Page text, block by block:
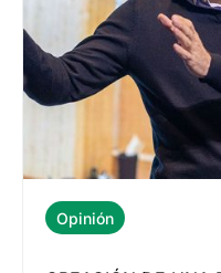
Opinión